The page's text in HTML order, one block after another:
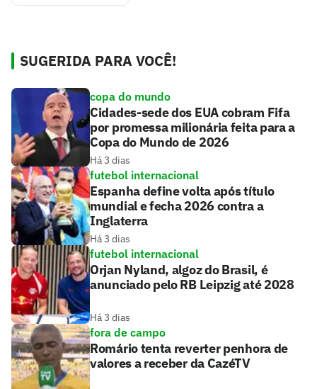
SUGERIDA PARA VOCÊ!
copa do mundo
Cidades-sede dos EUA cobram Fifa
por promessa milionária feita para a
Copa do Mundo de 2026
Há 3 dias
futebol internacional
Espanha define volta após título
mundial e fecha 2026 contra a
Inglaterra
Há 3 dias
futebol internacional
Orjan Nyland, algoz do Brasil, é
anunciado pelo RB Leipzig até 2028
Há 3 dias
fora de campo
Romário tenta reverter penhora de
valores a receber da CazéTV